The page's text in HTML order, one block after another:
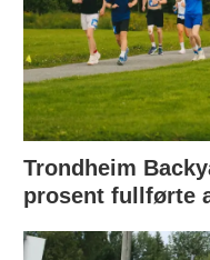
Trondheim
prosent fullførte